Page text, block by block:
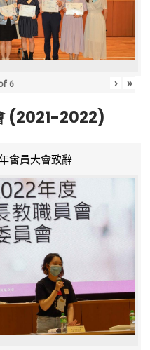
6 › »
(2021-2022)
會員大會致辭